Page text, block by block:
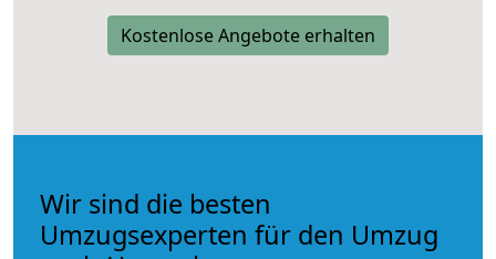
Kostenlose Angebote erhalten
Wir sind die besten
Umzugsexperten für den Umzug